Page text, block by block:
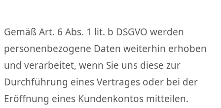
Gemäß Art. 6 Abs. 1 lit. b DSGVO werden
personenbezogene Daten weiterhin erhoben
und verarbeitet, wenn Sie uns diese zur
Durchführung eines Vertrages oder bei der
Eröffnung eines Kundenkontos mitteilen.